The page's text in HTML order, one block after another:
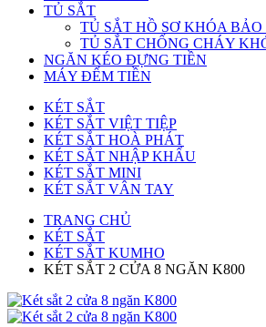
TỦ SẮT
TỦ SẮT HỒ SƠ KHÓA
TỦ SẮT CHỐNG CHÁY
NGĂN KÉO ĐỰNG TIỀN
MÁY ĐẾM TIỀN
KÉT SẮT
KÉT SẮT VIỆT TIỆP
KÉT SẮT HOÀ PHÁT
KÉT SẮT NHẬP KHẨU
KÉT SẮT MINI
KÉT SẮT VÂN TAY
TRANG CHỦ
KÉT SẮT
KÉT SẮT KUMHO
KÉT SẮT 2 CỬA 8 NGĂN K800